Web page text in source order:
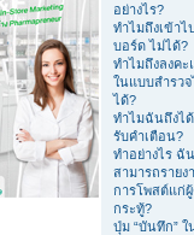
อย่างไร?
ทำไมถึงเข้าไ
บอร์ด ไม่ได้?
ทำไมถึงลงค
ในแบบสำรวจ
ได้?
ทำไมฉันถึงได้
รับคำเตือน?
ทำอย่างไร ฉั
สามารถรายง
การโพสต์แก่
กระทู้?
ปุ่ม “บันทึก” ใ